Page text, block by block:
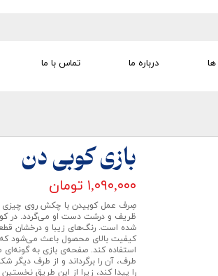
تراپی
ها درباره ما تماس با ما
بازی کوبی دن
۱,۰۹۰,۰۰۰ تومان
صِرف عمل کوبیدن با چکش روی چیزی
ظریف و درشت دست او می‌گردد. در
شده است. رنگ‌های زیبا و درخشان
کیفیت بالای محصول باعث می‌شود که
استفاده کند. صفحه‌ی بازی به
طرف، آن را برگرداند و از طرف دیگر
را پیدا کند، زیرا از این طریق